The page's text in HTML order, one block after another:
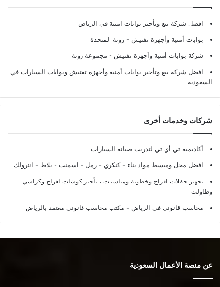
افضل شركة بيع وتأجير بوابات امنية في الرياض
بوابات أمنية وأجهزة تفتيش - زونة المتحدة
شركة بوابات أمنية وأجهزة تفتيش - مجموعة زونة
افضل شركة بيع وتأجير بوابات أمنية وأجهزة تفتيش وبوابات السيارات في
السعودية
شركات وخدمات أخرى
أكاديمية تي أي تي لتدريب صيانة السيارات
افضل محل ومبسط مواد بناء - كنكري - رمل - اسمنت - بلاط - انترولك
تجهيز حفلات افراح وخطوبة ومناسبات ، تأجير كوشات افراح وكراسي
وطاولت
محاسب قانوني في الرياض - مكتب محاسب قانوني معتمد بالرياض
عن منصة الأعمال السعودية